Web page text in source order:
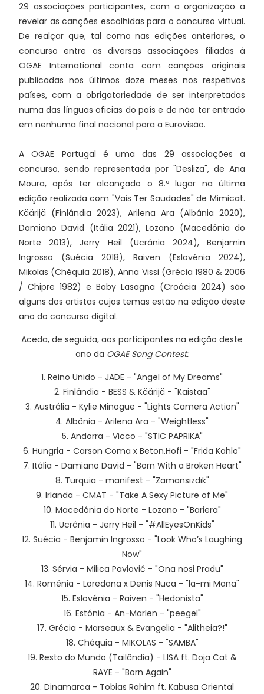
29 associações participantes, com a organização a
revelar as canções escolhidas para o concurso virtual.
De realçar que, tal como nas edições anteriores, o
concurso entre as diversas associações filiadas à
OGAE International conta com canções originais
publicadas nos últimos doze meses nos respetivos
países, com a obrigatoriedade de ser interpretadas
numa das línguas oficias do país e de não ter entrado
em nenhuma final nacional para a Eurovisão.
A OGAE Portugal é uma das 29 associações a
concurso, sendo representada por "Desliza", de Ana
Moura, após ter alcançado o 8.º lugar na última
edição realizada com "Vais Ter Saudades" de Mimicat.
Käärijä (Finlândia 2023), Arilena Ara (Albânia 2020),
Damiano David (Itália 2021), Lozano (Macedónia do
Norte 2013), Jerry Heil (Ucrânia 2024), Benjamin
Ingrosso (Suécia 2018), Raiven (Eslovénia 2024),
Mikolas (Chéquia 2018), Anna Vissi (Grécia 1980 & 2006
/ Chipre 1982) e Baby Lasagna (Croácia 2024) são
alguns dos artistas cujos temas estão na edição deste
ano do concurso digital.
Aceda, de seguida, aos participantes na edição deste
ano da OGAE Song Contest:
1. Reino Unido - JADE - "Angel of My Dreams"
2. Finlândia - BESS & Käärijä - "Kaistaa"
3. Austrália - Kylie Minogue - "Lights Camera Action"
4. Albânia - Arilena Ara - "Weightless"
5. Andorra - Vicco - "STIC PAPRIKA"
6. Hungria - Carson Coma x Beton.Hofi - "Frida Kahlo"
7. Itália - Damiano David - "Born With a Broken Heart"
8. Turquia - manifest - "Zamansızdık"
9. Irlanda - CMAT - "Take A Sexy Picture of Me"
10. Macedónia do Norte - Lozano - "Bariera"
11. Ucrânia - Jerry Heil - "#AllEyesOnKids"
12. Suécia - Benjamin Ingrosso - "Look Who’s Laughing
Now"
13. Sérvia - Milica Pavlović - "Ona nosi Pradu"
14. Roménia - Loredana x Denis Nuca - "la-mi Mana"
15. Eslovénia - Raiven - "Hedonista"
16. Estónia - An-Marlen - "peegel"
17. Grécia - Marseaux & Evangelia - "Alitheia?!"
18. Chéquia - MIKOLAS - "SAMBA"
19. Resto do Mundo (Tailândia) - LISA ft. Doja Cat &
RAYE - "Born Again"
20. Dinamarca - Tobias Rahim ft. Kabusa Oriental